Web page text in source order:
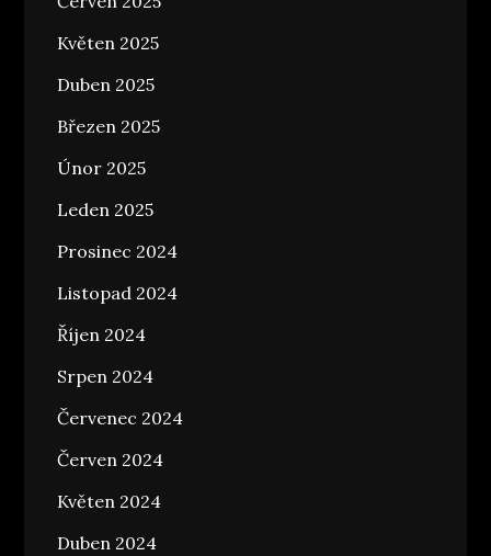
Květen 2025
Duben 2025
Březen 2025
Únor 2025
Leden 2025
Prosinec 2024
Listopad 2024
Říjen 2024
Srpen 2024
Červenec 2024
Červen 2024
Květen 2024
Duben 2024